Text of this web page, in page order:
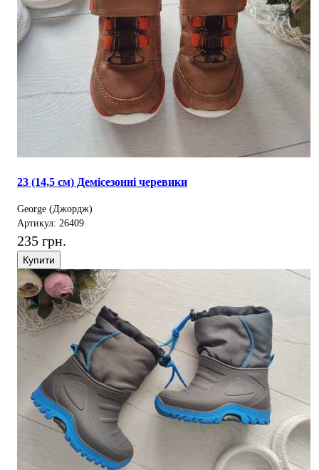
23 (14,5 см) Демісезонні черевики
George (Джордж)
Артикул: 26409
235 грн.
Купити